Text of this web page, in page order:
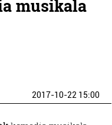
musikala
2017-10-22 15:00